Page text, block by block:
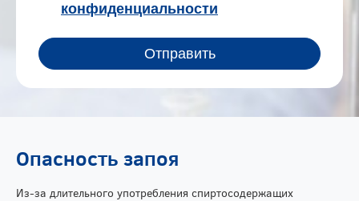
Опасность запоя
Из-за длительного употребления спиртосодержащих